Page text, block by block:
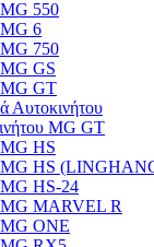
MG 550
MG 6
MG 750
MG GS
MG GT
Αυτοκινήτου
MG GT
MG HS
MG HS
MG HS-24
MG MARVEL R
MG ONE